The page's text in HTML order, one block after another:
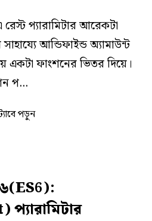
প্যারামিটার আরেকটা
আন্ডিফাইন্ড অ্যামাউন্ট
একটা ফাংশনের ভিতর দিয়ে।
প...
পড়ুন
৬(ES6):